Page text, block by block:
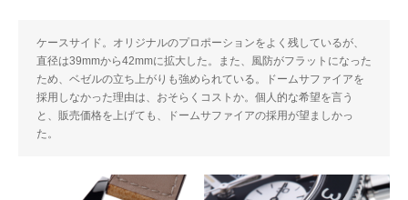
ケースサイド。オリジナルのプロポーションをよく残しているが、
直径は39mmから42mmに拡大した。また、風防がフラットになった
ため、ベゼルの立ち上がりも強められている。ドームサファイアを
採用しなかった理由は、おそらくコストか。個人的な希望を言う
と、販売価格を上げても、ドームサファイアの採用が望ましかっ
た。